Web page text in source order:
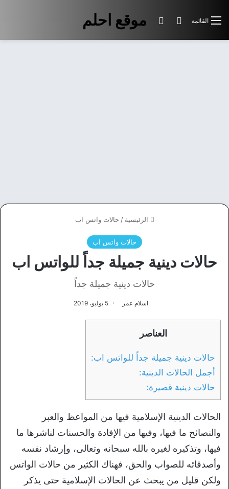
موقع احلم القائمة بحث عنالوضع المظلم
الرئيسية / حالات واتس اب
حالات واتس اب
حالات دينية جميلة جداً للواتس اب
حالات دينية جميلة جداً
اسلام عمر 5 يوليو، 2019
العناصر
حالات دينية جميلة جداً للواتس اب:
أجمل الحالات الدينية:
حالات دينية قصيرة:
الحالات الدينية الإسلامية فيها من المواعظ والعبر
والنصائح ما فيها، وفيها من الإفادة والحسنات لناشرها ما
فيها، وتذكيره لغيره بالله سبحانه وتعالى، وإرشاد نفسه
وأصدقائه للصواب والحق، فهناك الكثير من حالات الواتس
ولكن قليل من يبحث عن الحالات الإسلامية حتى يذكر